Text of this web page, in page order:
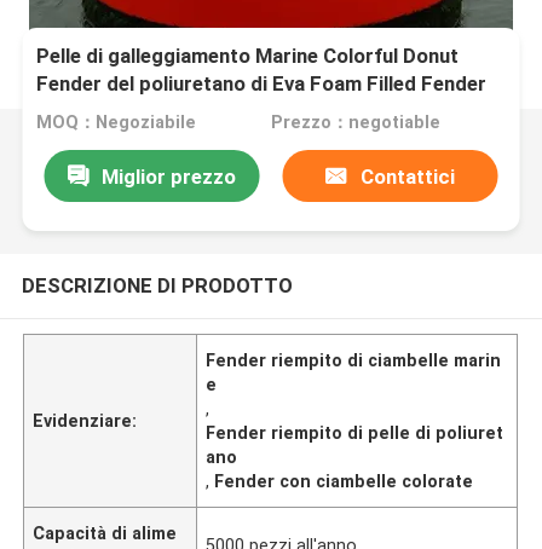
Pelle di galleggiamento Marine Colorful Donut
Fender del poliuretano di Eva Foam Filled Fender
With
MOQ：Negoziabile Prezzo：negotiable
Miglior prezzo Contattici
DESCRIZIONE DI PRODOTTO
Evidenziare:
Fender riempito di ciambelle marin
e
,
Fender riempito di pelle di poliuret
ano
, Fender con ciambelle colorate
Capacità di alime
5000 pezzi all'anno